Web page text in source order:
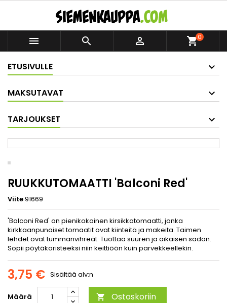
   shopping_cart0
ETUSIVULLE
MAKSUTAVAT
TARJOUKSET
RUUKKUTOMAATTI 'Balconi Red'
Viite91669
'Balconi Red' on pienikokoinen kirsikkatomaatti, jonka
kirkkaanpunaiset tomaatit ovat kiinteitä ja makeita. Taimen
lehdet ovat tummanvihreät. Tuottaa suuren ja aikaisen sadon.
Sopii pöytäkoristeeksi niin keittiöön kuin parvekkeellekin.
3,75 € Sisältää alv:n
Määrä  Ostoskoriin